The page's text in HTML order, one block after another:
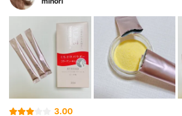
3.00